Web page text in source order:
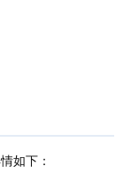
如下：